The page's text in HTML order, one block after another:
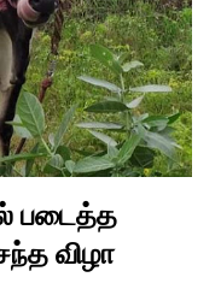
மனைவி
படைத்த
விழா